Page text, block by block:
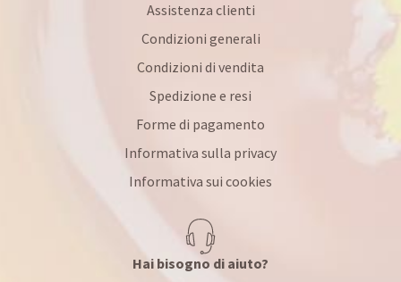
Assistenza clienti
Condizioni generali
Condizioni di vendita
Spedizione e resi
Forme di pagamento
Informativa sulla privacy
Informativa sui cookies
Hai bisogno di aiuto?